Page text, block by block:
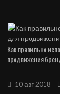
Как правильно
продвижения
10 авг 2018